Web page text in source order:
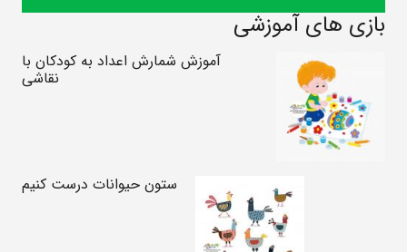
بازی های آموزشی
آموزش شمارش اعداد به کودکان با
نقاشی
ستون حیوانات درست کنیم